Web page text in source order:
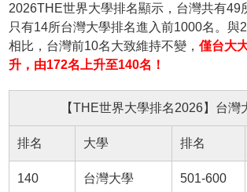
2026THE世界大學排名顯示，台灣共有49
只有14所台灣大學排名進入前1000名。與
相比，台灣前10名大致維持不變，僅台大
升，由172名上升至140名！
【THE世界大學排名2026】台灣
排名 大學 排名
140 台灣大學 501-600